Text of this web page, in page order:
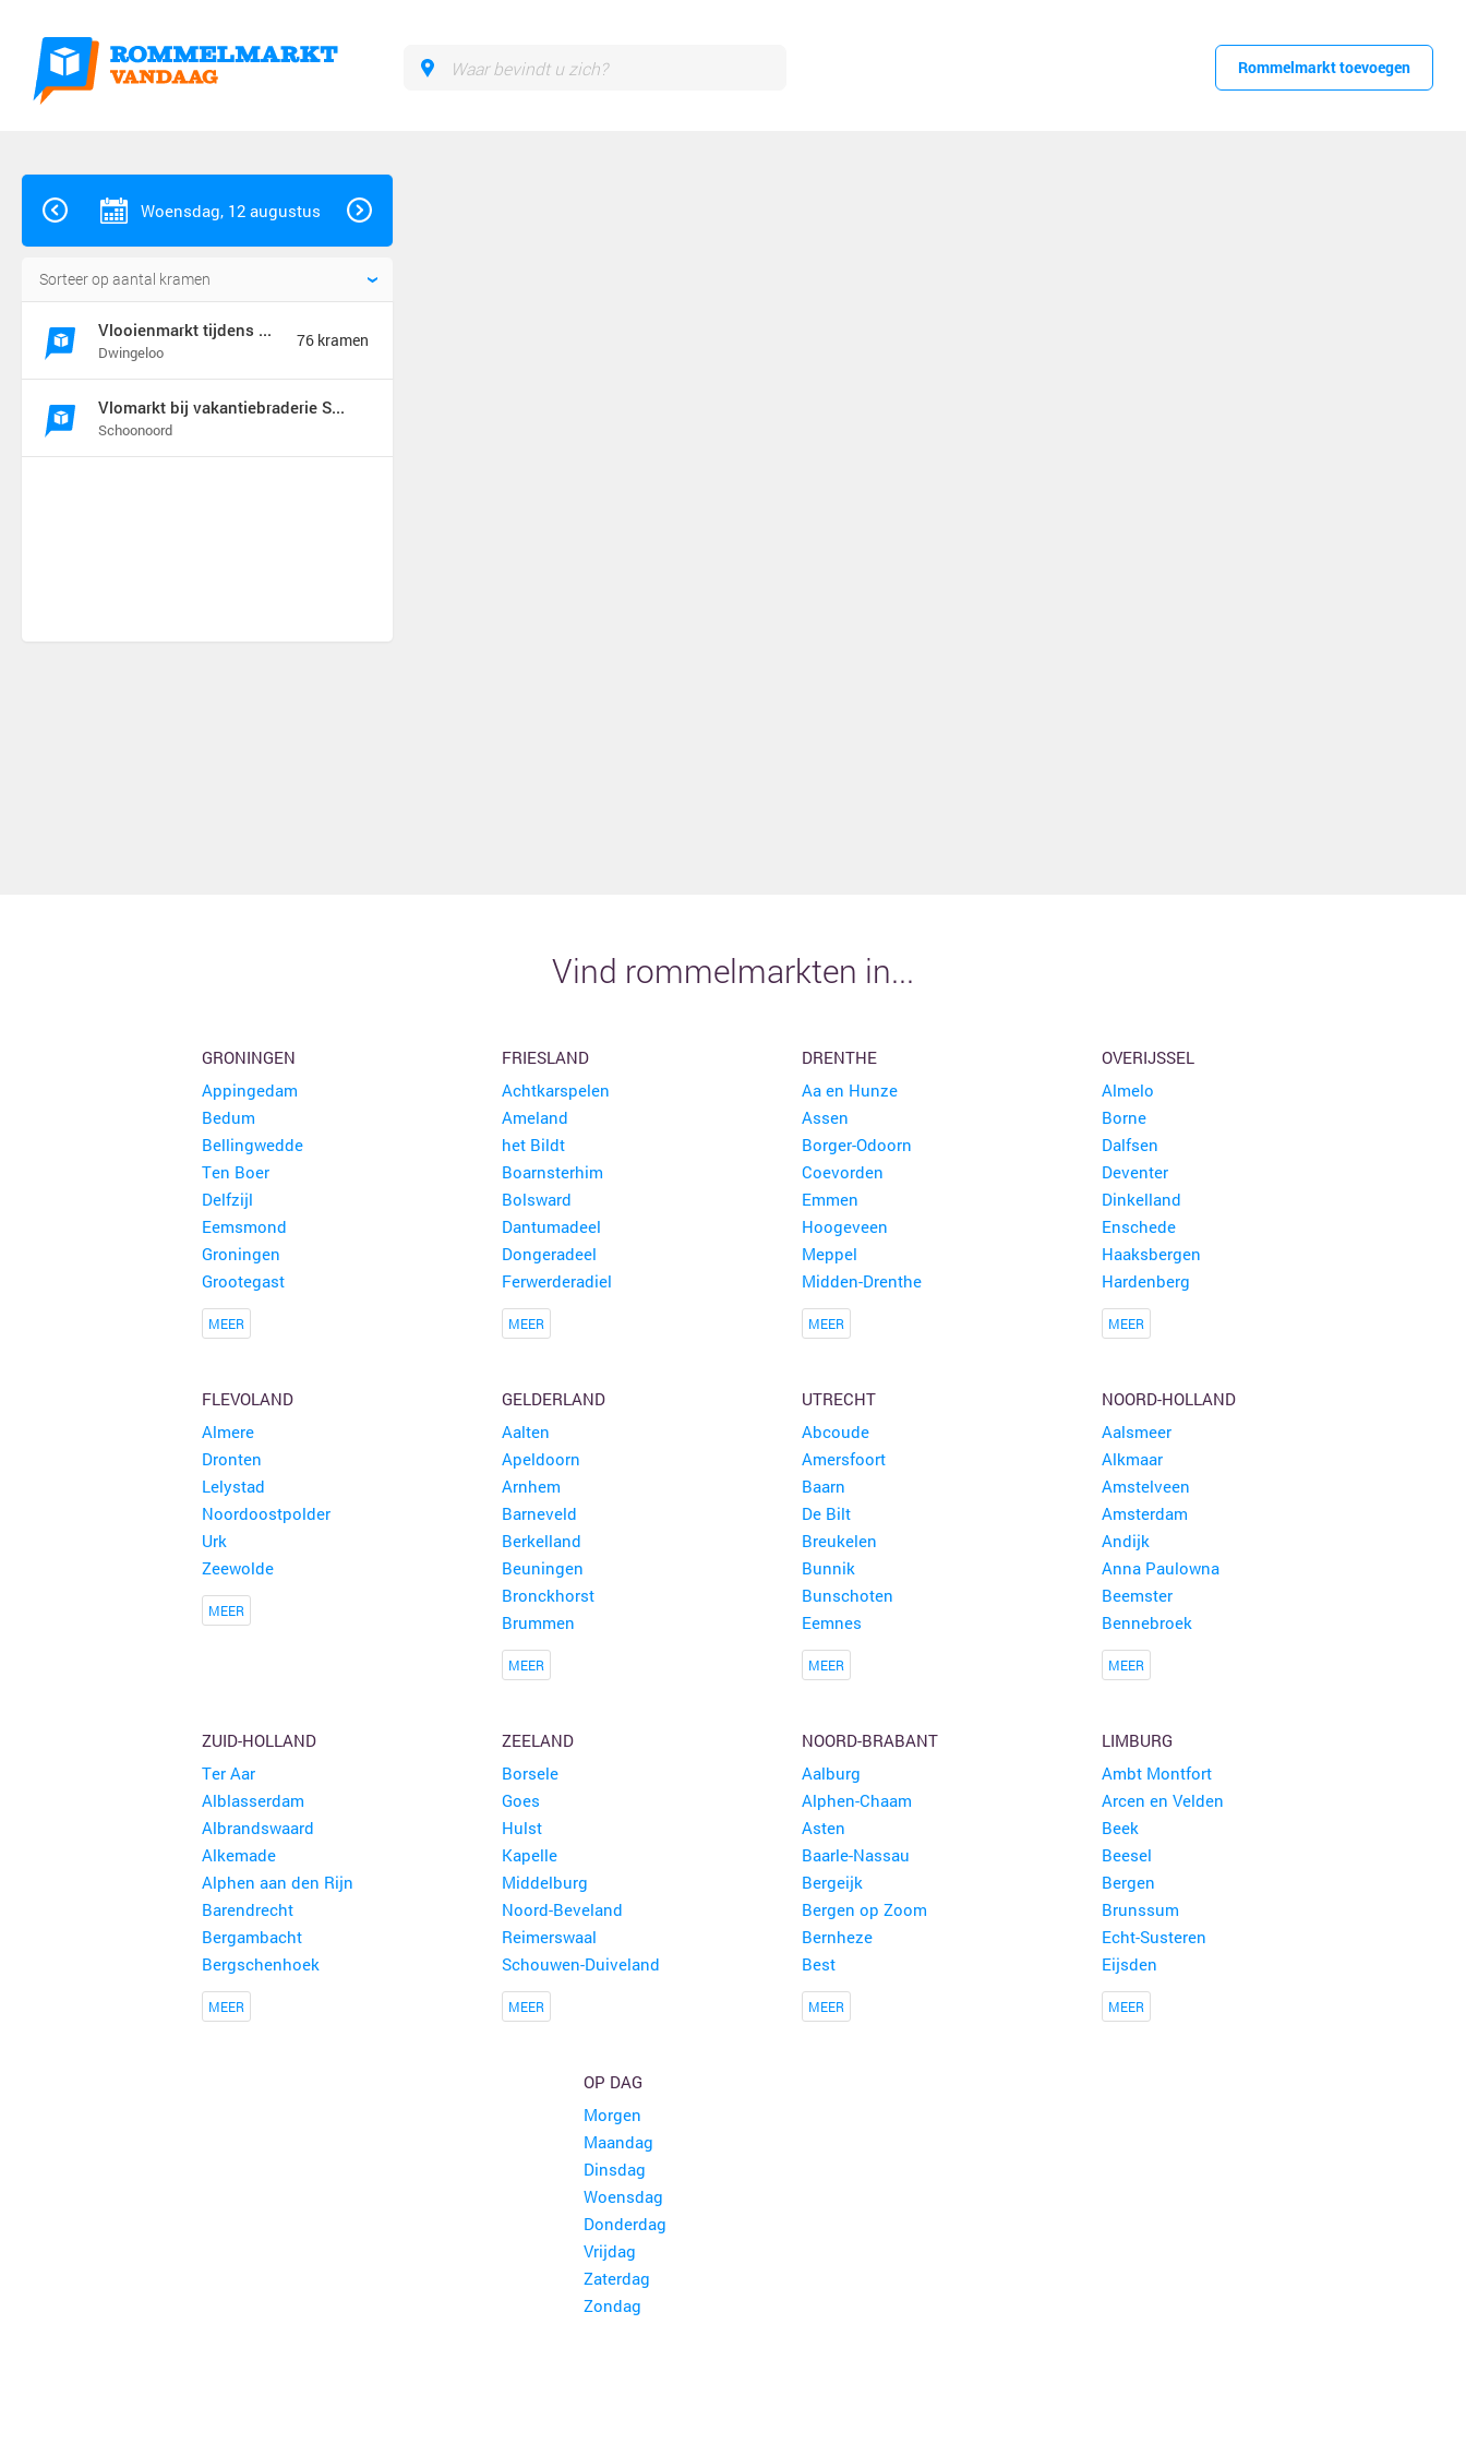
Rommelmarkt toevoegen
Woensdag, 12 augustus
Vlooienmarkt tijdens de Siepeldagen centrum Dwingeloo.
Dwingeloo
76 kramen
Vlomarkt bij vakantiebraderie Schoonoord
Schoonoord
Vind rommelmarkten in...
GRONINGEN
Appingedam
Bedum
Bellingwedde
Ten Boer
Delfzijl
Eemsmond
Groningen
Grootegast
MEER
FRIESLAND
Achtkarspelen
Ameland
het Bildt
Boarnsterhim
Bolsward
Dantumadeel
Dongeradeel
Ferwerderadiel
MEER
DRENTHE
Aa en Hunze
Assen
Borger-Odoorn
Coevorden
Emmen
Hoogeveen
Meppel
Midden-Drenthe
MEER
OVERIJSSEL
Almelo
Borne
Dalfsen
Deventer
Dinkelland
Enschede
Haaksbergen
Hardenberg
MEER
FLEVOLAND
Almere
Dronten
Lelystad
Noordoostpolder
Urk
Zeewolde
MEER
GELDERLAND
Aalten
Apeldoorn
Arnhem
Barneveld
Berkelland
Beuningen
Bronckhorst
Brummen
MEER
UTRECHT
Abcoude
Amersfoort
Baarn
De Bilt
Breukelen
Bunnik
Bunschoten
Eemnes
MEER
NOORD-HOLLAND
Aalsmeer
Alkmaar
Amstelveen
Amsterdam
Andijk
Anna Paulowna
Beemster
Bennebroek
MEER
ZUID-HOLLAND
Ter Aar
Alblasserdam
Albrandswaard
Alkemade
Alphen aan den Rijn
Barendrecht
Bergambacht
Bergschenhoek
MEER
ZEELAND
Borsele
Goes
Hulst
Kapelle
Middelburg
Noord-Beveland
Reimerswaal
Schouwen-Duiveland
MEER
NOORD-BRABANT
Aalburg
Alphen-Chaam
Asten
Baarle-Nassau
Bergeijk
Bergen op Zoom
Bernheze
Best
MEER
LIMBURG
Ambt Montfort
Arcen en Velden
Beek
Beesel
Bergen
Brunssum
Echt-Susteren
Eijsden
MEER
OP DAG
Morgen
Maandag
Dinsdag
Woensdag
Donderdag
Vrijdag
Zaterdag
Zondag